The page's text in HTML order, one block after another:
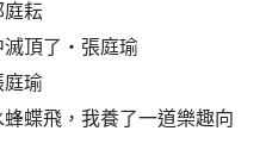
耘
滅頂了‧張庭瑜
瑜
蝶飛，我養了一道樂趣向